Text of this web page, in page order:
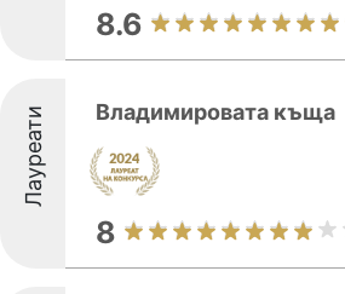
8.6
Лауреати Владимировата къща
8